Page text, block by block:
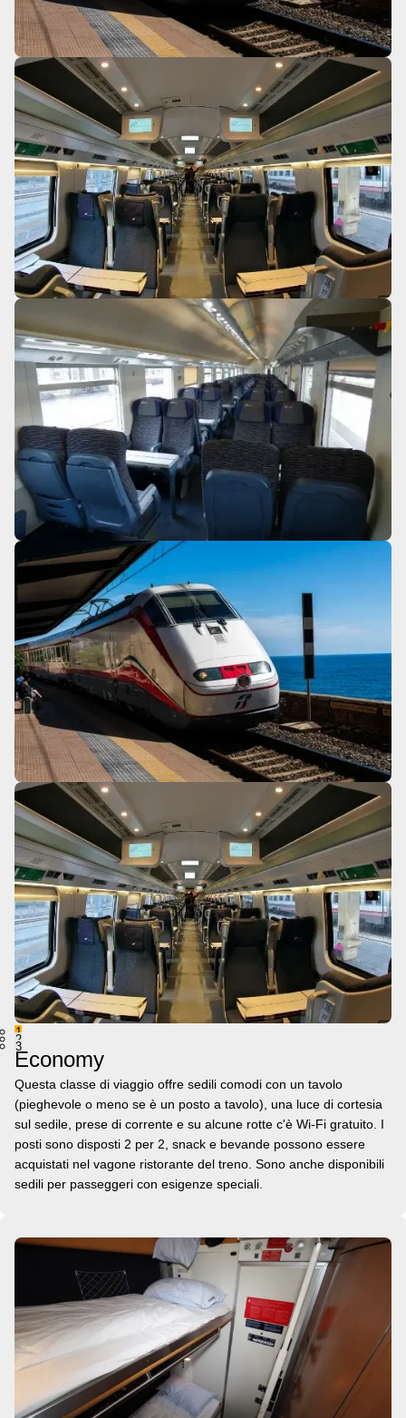
1
2
3
Economy
Questa classe di viaggio offre sedili comodi con un tavolo
(pieghevole o meno se è un posto a tavolo), una luce di cortesia
sul sedile, prese di corrente e su alcune rotte c'è Wi-Fi gratuito. I
posti sono disposti 2 per 2, snack e bevande possono essere
acquistati nel vagone ristorante del treno. Sono anche disponibili
sedili per passeggeri con esigenze speciali.